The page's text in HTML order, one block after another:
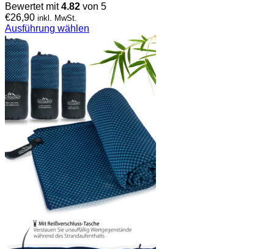
Bewertet mit4.82 von 5
€26,90 inkl. MwSt.
Ausführung wählen
Dieses
Produkt
weist
mehrere
Varianten
auf.
Die
Optionen
können
der
Produktseite
gewählt